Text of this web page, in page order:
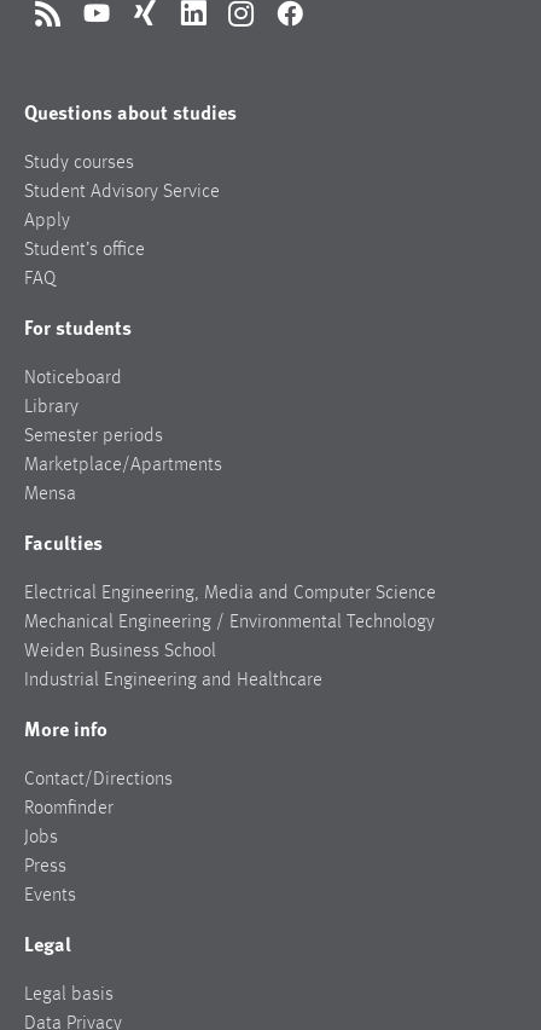
RSS YouTubeXing LinkedInInstagramFacebook
Questions about studies
Study courses
Student Advisory Service
Apply
Student’s office
FAQ
For students
Noticeboard
Library
Semester periods
Marketplace/Apartments
Mensa
Faculties
Electrical Engineering, Media and Computer Science
Mechanical Engineering / Environmental Technology
Weiden Business School
Industrial Engineering and Healthcare
More info
Contact/Directions
Roomfinder
Jobs
Press
Events
Legal
Legal basis
Data Privacy